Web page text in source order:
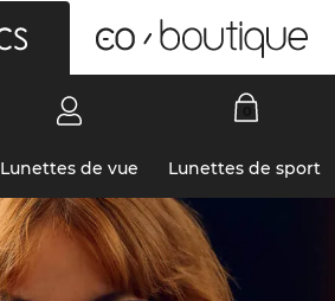
Lunettes de vue Lunettes de sport